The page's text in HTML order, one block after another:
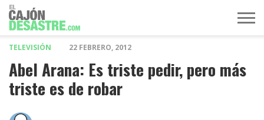
TELEVISIÓN 22 FEBRERO, 2012
Abel Arana: Es triste pedir, pero más
triste es de robar